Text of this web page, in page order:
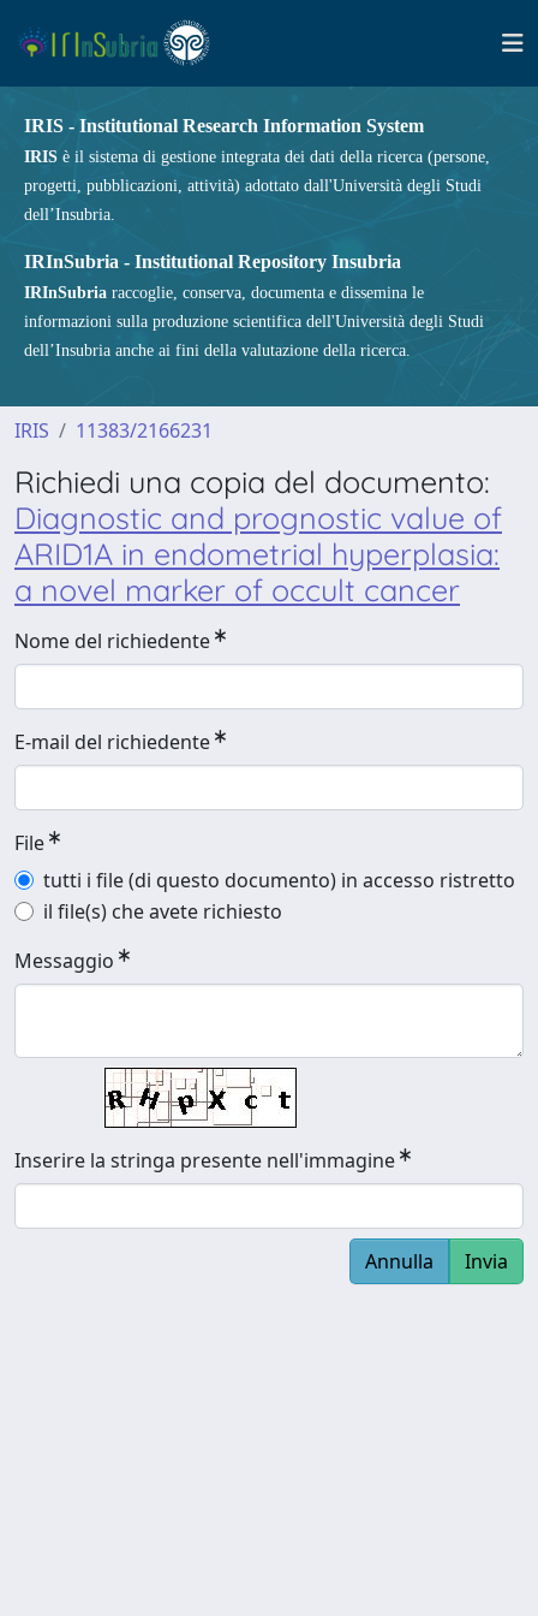
IRIS - Institutional Research Information System
IRIS è il sistema di gestione integrata dei dati della ricerca (persone,
progetti, pubblicazioni, attività) adottato dall'Università degli Studi
dell’Insubria.
IRInSubria - Institutional Repository Insubria
IRInSubria raccoglie, conserva, documenta e dissemina le
informazioni sulla produzione scientifica dell'Università degli Studi
dell’Insubria anche ai fini della valutazione della ricerca.
IRIS 11383/2166231
Richiedi una copia del documento:
Diagnostic and prognostic value of
ARID1A in endometrial hyperplasia:
a novel marker of occult cancer
Nome del richiedente
E-mail del richiedente
File
tutti i file (di questo documento) in accesso ristretto
il file(s) che avete richiesto
Messaggio
Inserire la stringa presente nell'immagine
Annulla Invia